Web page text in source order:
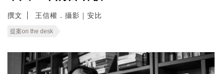
撰文 王信權．攝影｜安比
提案on the desk